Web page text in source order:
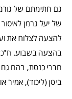
גם חתימתם של
של יעל גרמן
להצעה לצלוח את
חברי כנסת, בהם גם
ביטן (ליכוד), אמיר